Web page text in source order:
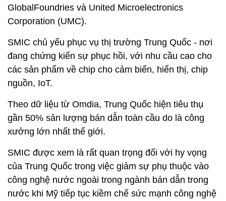
GlobalFoundries và United Microelectronics
Corporation (UMC).
SMIC chủ yếu phục vụ thị trường Trung Quốc - nơi
đang chứng kiến sự phục hồi, với nhu cầu cao cho
các sản phẩm về chip cho cảm biến, hiển thị, chip
nguồn, IoT.
Theo dữ liệu từ Omdia, Trung Quốc hiện tiêu thụ
gần 50% sản lượng bán dẫn toàn cầu do là công
xưởng lớn nhất thế giới.
SMIC được xem là rất quan trọng đối với hy vọng
của Trung Quốc trong việc giảm sự phụ thuộc vào
công nghệ nước ngoài trong ngành bán dẫn trong
nước khi Mỹ tiếp tục kiềm chế sức mạnh công nghệ